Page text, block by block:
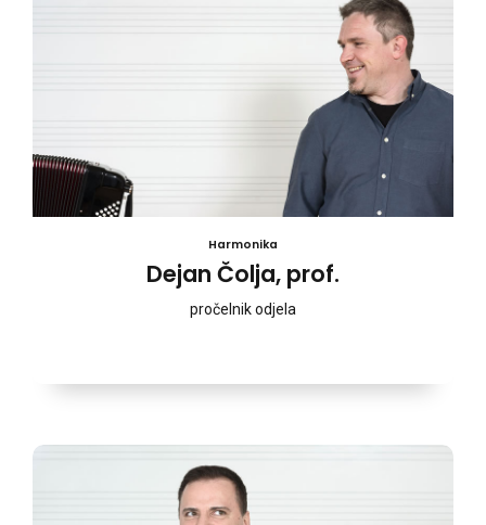
Harmonika
Dejan Čolja, prof.
pročelnik odjela